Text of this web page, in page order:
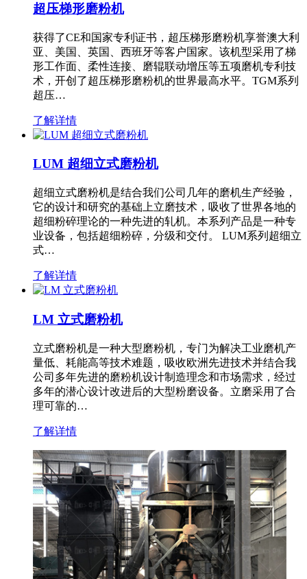
超压梯形磨粉机
获得了CE和国家专利证书，超压梯形磨粉机享誉澳大利
亚、美国、英国、西班牙等客户国家。该机型采用了梯
形工作面、柔性连接、磨辊联动增压等五项磨机专利技
术，开创了超压梯形磨粉机的世界最高水平。TGM系列
超压…
了解详情
LUM 超细立式磨粉机
超细立式磨粉机是结合我们公司几年的磨机生产经验，
它的设计和研究的基础上立磨技术，吸收了世界各地的
超细粉碎理论的一种先进的轧机。本系列产品是一种专
业设备，包括超细粉碎，分级和交付。 LUM系列超细立
式…
了解详情
LM 立式磨粉机
立式磨粉机是一种大型磨粉机，专门为解决工业磨机产
量低、耗能高等技术难题，吸收欧洲先进技术并结合我
公司多年先进的磨粉机设计制造理念和市场需求，经过
多年的潜心设计改进后的大型粉磨设备。立磨采用了合
理可靠的…
了解详情